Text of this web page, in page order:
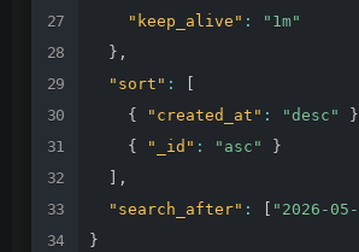
"keep_alive" :
"1m"
} ,
"sort" :
{
"created_at" : "desc" }
{
"_id" : "asc"
}
,
"search_after" : "2026-
}